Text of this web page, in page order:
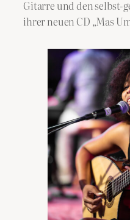
Gitarre und den selbst-
ihrer neuen CD „Mas